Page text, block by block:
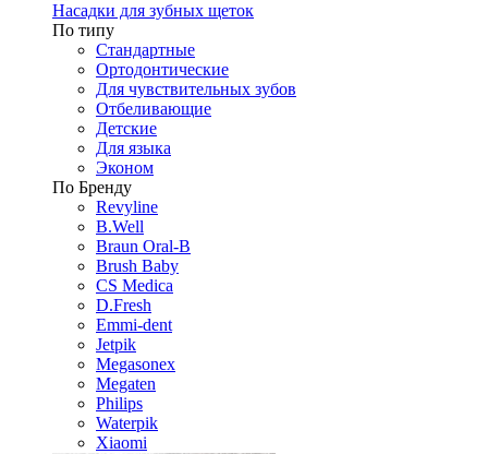
Насадки для зубных щеток
По типу
Стандартные
Ортодонтические
Для чувствительных зубов
Отбеливающие
Детские
Для языка
Эконом
По Бренду
Revyline
B.Well
Braun Oral-B
Brush Baby
CS Medica
D.Fresh
Emmi-dent
Jetpik
Megasonex
Megaten
Philips
Waterpik
Xiaomi